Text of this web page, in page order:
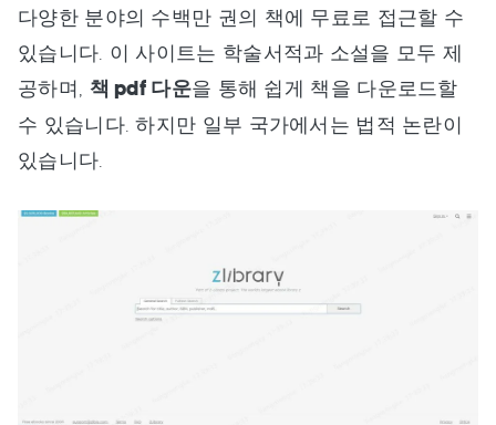
다양한 분야의 수백만 권의 책에 무료로 접근할 수
있습니다. 이 사이트는 학술서적과 소설을 모두 제
공하며, 책 pdf 다운을 통해 쉽게 책을 다운로드할
수 있습니다. 하지만 일부 국가에서는 법적 논란이
있습니다.